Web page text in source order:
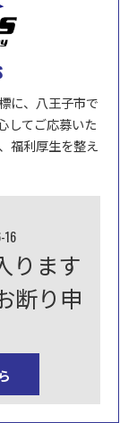
に、八王子市で
してご応募いた
福利厚生を整え
ります
断り申